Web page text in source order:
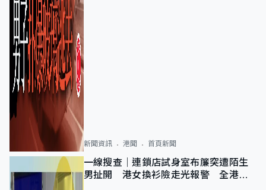
新聞資訊 港聞 首頁新聞
一線搜查｜連鎖店試身室布簾突遭陌生
男扯開 港女換衫險走光報警 全港分